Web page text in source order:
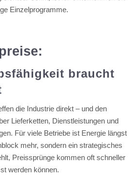
Einzelprogramme.
braucht
die Industrie direkt – und den
Lieferketten, Dienstleistungen und
Für viele Betriebe ist Energie längst
mehr, sondern ein strategisches
Preissprünge kommen oft schneller
werden können.